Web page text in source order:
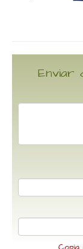
Enviar